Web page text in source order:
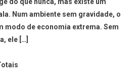
Num ambiente sem gravidade, o
modo de economia extrema. Sem
ele […]